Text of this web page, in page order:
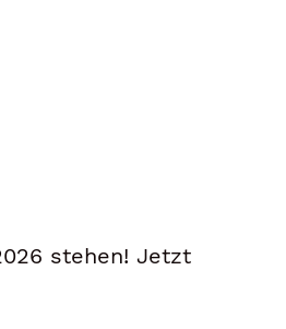
stehen! Jetzt